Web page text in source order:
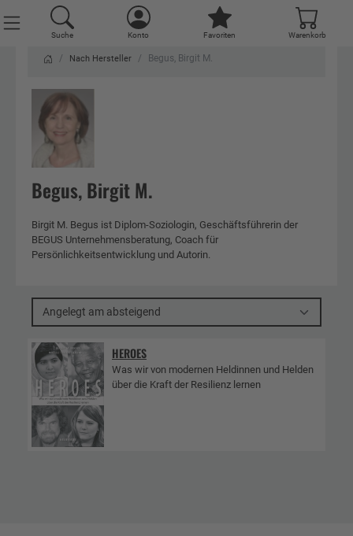
Suche Konto Favoriten Warenkorb
Nach Hersteller Begus, Birgit M.
Begus, Birgit M.
Birgit M. Begus ist Diplom-Soziologin, Geschäftsführerin der
BEGUS Unternehmensberatung, Coach für
Persönlichkeitsentwicklung und Autorin.
Angelegt am absteigend
HEROES
Was wir von modernen Heldinnen und Helden
über die Kraft der Resilienz lernen